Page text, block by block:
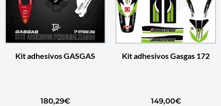
Kit adhesivos GASGAS
180,29€
Kit adhesivos Gasgas 172
149,00€